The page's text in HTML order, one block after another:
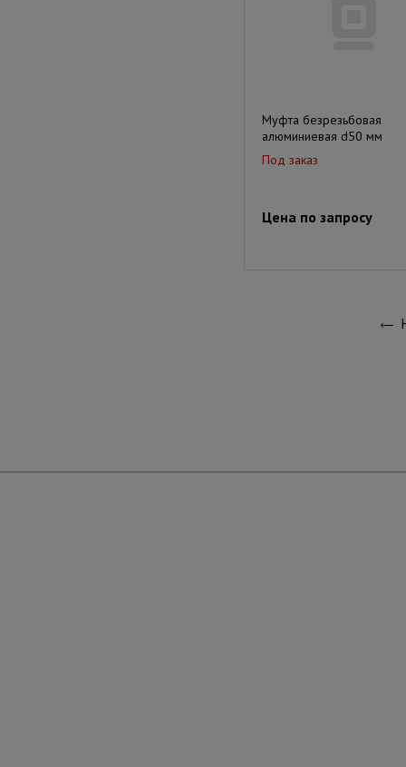
Муфта безрезьбовая
алюминиевая d50 мм
Под заказ
Цена по запросу